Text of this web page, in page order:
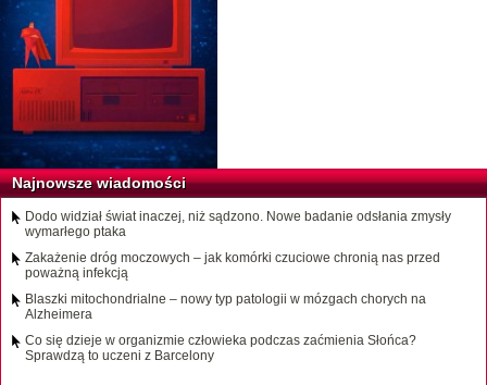
Najnowsze wiadomości
Dodo widział świat inaczej, niż sądzono. Nowe badanie odsłania zmysły
wymarłego ptaka
Zakażenie dróg moczowych – jak komórki czuciowe chronią nas przed
poważną infekcją
Blaszki mitochondrialne – nowy typ patologii w mózgach chorych na
Alzheimera
Co się dzieje w organizmie człowieka podczas zaćmienia Słońca?
Sprawdzą to uczeni z Barcelony